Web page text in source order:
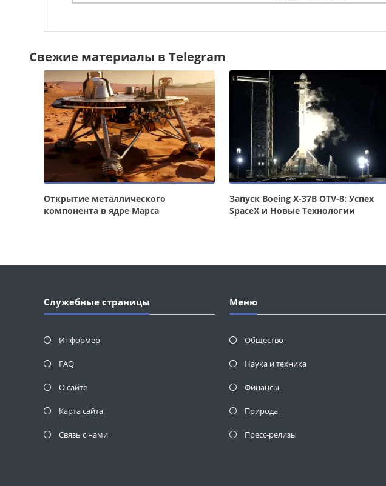
Свежие материалы в Telegram
Открытие металлического
компонента в ядре Марса
Запуск Boeing X-37B OTV-8: Успех
SpaceX и Новые Технологии
Служебные страницы
Информер
FAQ
О сайте
Карта сайта
Связь с нами
Меню
Общество
Наука и техника
Финансы
Природа
Пресс-релизы